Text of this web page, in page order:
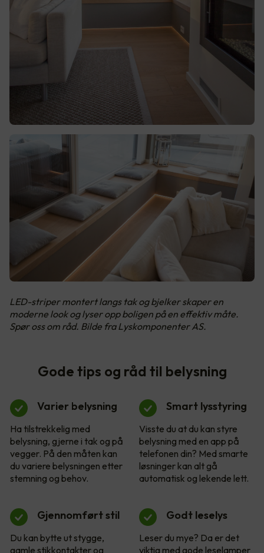
LED-striper montert langs tak og bjelker skaper en
moderne look og lyser opp boligen på en effektiv måte.
Spør oss om råd. Bilde fra Lyskomponenter AS.
Gode tips og råd til belysning
Varier belysning
Ha tilstrekkelig med
belysning, gjerne i tak og på
vegger. På den måten kan
du variere belysningen etter
stemning og behov.
Smart lysstyring
Visste du at du kan styre
belysning med en app på
telefonen din? Med smarte
løsninger kan alt gå
automatisk og lekende lett.
Gjennomført stil
Du kan bytte ut stygge,
gamle stikkontakter og
Godt leselys
Leser du mye? Da er det
viktig med gode leselamper